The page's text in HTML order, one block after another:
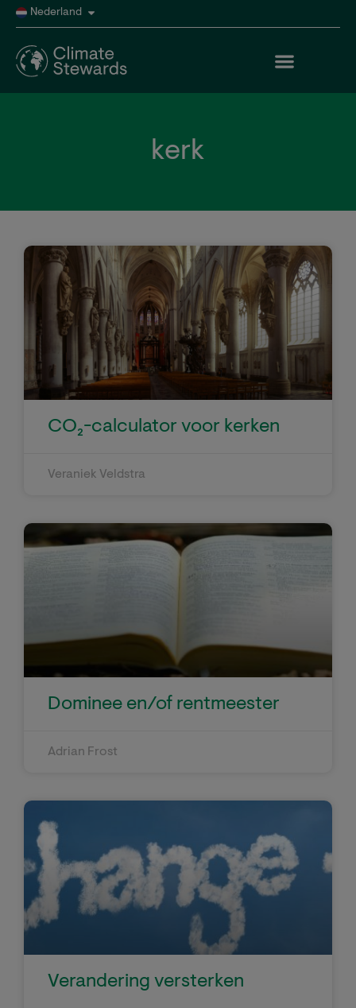
Nederland
kerk
CO₂-calculator voor kerken
Veraniek Veldstra
Dominee en/of rentmeester
Adrian Frost
Verandering versterken